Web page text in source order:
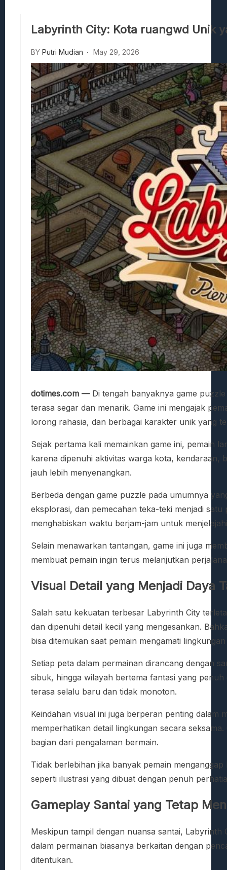
Beasts Of Bermuda: Panduan Bermain
Desolate: Tips Bertahan Dan Strategi
Labyrinth City: Kota ruangwd Unik
BY Putri Mudian May 29, 2026
dotimes.com — Di tengah banyaknya game
terasa segar dan menarik. Game ini mengajak
lorong rahasia, dan berbagai karakter unik yang
Sejak pertama kali memainkan game ini, pemain
karena dipenuhi aktivitas warga kota, kendaraan,
jauh lebih menyenangkan.
Berbeda dengan game puzzle pada umumnya
eksplorasi, dan pemecahan teka-teki menjadi
menghabiskan waktu berjam-jam untuk
Selain menawarkan tantangan, game ini juga
membuat pemain ingin terus melanjutkan
Visual Detail yang Menjadi Daya
Salah satu kekuatan terbesar Labyrinth City
dan dipenuhi detail kecil yang mengesankan.
bisa ditemukan saat pemain mengamati
Setiap peta dalam permainan dirancang dengan
sibuk, hingga wilayah bertema fantasi yang
terasa selalu baru dan tidak monoton.
Keindahan visual ini juga berperan penting dalam
memperhatikan detail lingkungan secara
bagian dari pengalaman bermain.
Tidak berlebihan jika banyak pemain
seperti ilustrasi yang dibuat dengan penuh
Gameplay Santai yang Tetap
Meskipun tampil dengan nuansa santai,
dalam permainan biasanya berkaitan dengan
ditentukan.